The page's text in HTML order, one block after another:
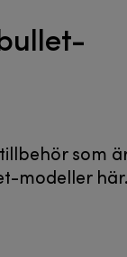
som
modeller